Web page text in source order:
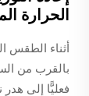
الحرارة
أثناء الطقس
بالقرب من